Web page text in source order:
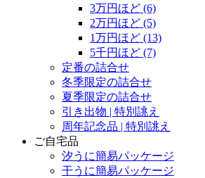
3万円ほど (6)
2万円ほど (5)
1万円ほど (13)
5千円ほど (7)
定番の詰合せ
冬季限定の詰合せ
夏季限定の詰合せ
引き出物 | 特別誂え
周年記念品 | 特別誂え
ご自宅品
汐うに簡易パッケージ
干うに簡易パッケージ